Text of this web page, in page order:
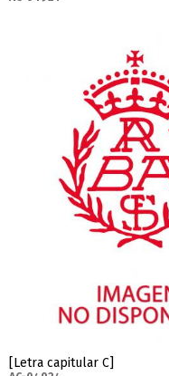
[Letra capitular C]